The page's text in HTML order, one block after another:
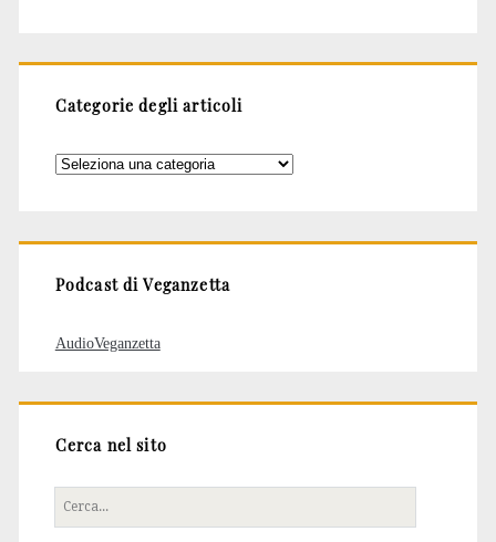
Categorie degli articoli
Categorie
Podcast di Veganzetta
AudioVeganzetta
Cerca nel sito
Cerca
per: